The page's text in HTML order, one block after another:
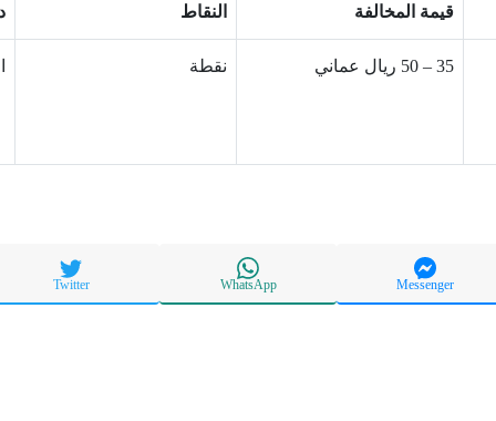
قيمة المخالفة النقاط
35 – 50 ريال عماني نقطة
Messenger
WhatsApp
Twitter